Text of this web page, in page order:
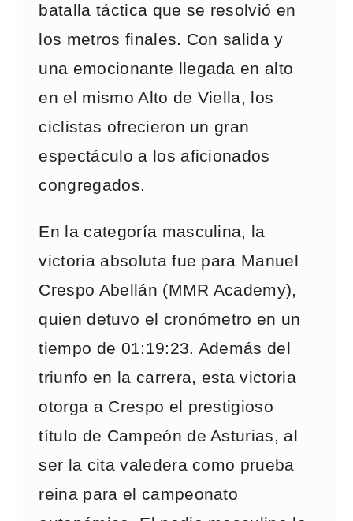
batalla táctica que se resolvió en
los metros finales. Con salida y
una emocionante llegada en alto
en el mismo Alto de Viella, los
ciclistas ofrecieron un gran
espectáculo a los aficionados
congregados.
En la categoría masculina, la
victoria absoluta fue para Manuel
Crespo Abellán (MMR Academy),
quien detuvo el cronómetro en un
tiempo de 01:19:23. Además del
triunfo en la carrera, esta victoria
otorga a Crespo el prestigioso
título de Campeón de Asturias, al
ser la cita valedera como prueba
reina para el campeonato